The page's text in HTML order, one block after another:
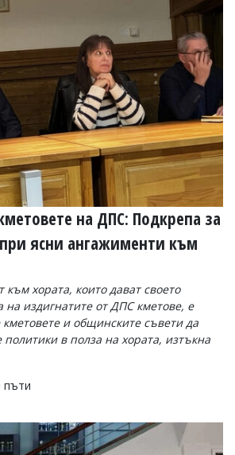
на ДПС: Подкрепа за
ясни ангажименти към
хората, които дават своето
на издигнатите от ДПС кметове, е
и общинските съвети да
в полза на хората, изтъкна
пъти